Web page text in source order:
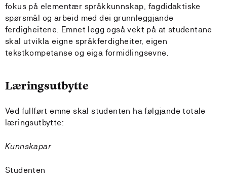
fokus på elementær språkkunnskap, fagdidaktiske
spørsmål og arbeid med dei grunnleggjande
ferdigheitene. Emnet legg også vekt på at studentane
skal utvikla eigne språkferdigheiter, eigen
tekstkompetanse og eiga formidlingsevne.
Læringsutbytte
Ved fullført emne skal studenten ha følgjande totale
læringsutbytte:
Kunnskapar
Studenten